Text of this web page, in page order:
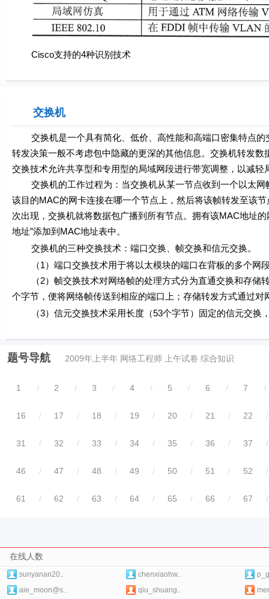
Cisco支持的4种识别技术
交换机
交换机是一个具有简化、低价、高性能和高端口密集特点的
转发决策一般不考虑包中隐藏的更深的其他信息。交换机转发
交换技术允许共享型和专用型的局域网段进行带宽调整，以减
交换机的工作过程为：当交换机从某一节点收到一个以太网
该目的MAC的网卡连接在哪一个节点上，然后将该帧转发至该
次出现，交换机就将数据包广播到所有节点。拥有该MAC地址
地址”添加到MAC地址表中。
交换机的三种交换技术：端口交换、帧交换和信元交换。
（1）端口交换技术用于将以太模块的端口在背板的多个网
（2）帧交换技术对网络帧的处理方式分为直通交换和存储
个字节，便将网络帧传送到相应的端口上；存储转发方式通过对
（3）信元交换技术采用长度（53个字节）固定的信元交换
题号导航 2009年上半年 网络工程师 上午试卷 综合知识
1 / 2 / 3 / 4 / 5 / 6 / 7 /
16 / 17 / 18 / 19 / 20 / 21 / 22 /
31 / 32 / 33 / 34 / 35 / 36 / 37 /
46 / 47 / 48 / 49 / 50 / 51 / 52 /
61 / 62 / 63 / 64 / 65 / 66 / 67 /
在线人数
sunyanan20.. chenxiaohw..
aie_moon@s..
qiu_shuang..